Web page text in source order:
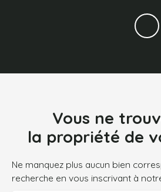
Vous ne
la propriété de
Ne manquez plus aucun bien
recherche en vous inscrivant à